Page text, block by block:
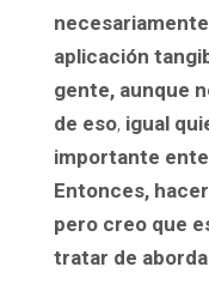
aplicación
gente, aunque
de eso, igual
importante
Entonces,
pero creo que
tratar de